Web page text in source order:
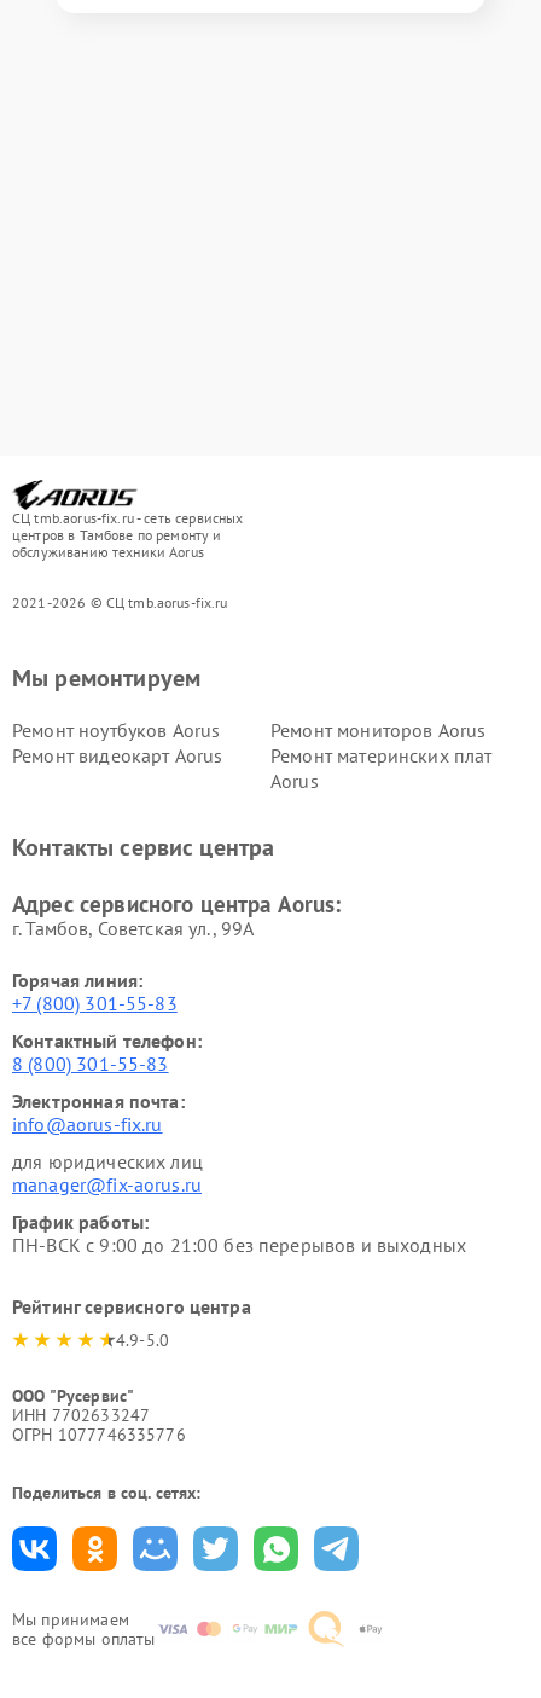
СЦ tmb.aorus-fix.ru - сеть сервисных
центров в Тамбове по ремонту и
обслуживанию техники Aorus
2021-2026 © СЦ tmb.aorus-fix.ru
Мы принимаем
все формы оплаты
Мы ремонтируем
Ремонт ноутбуков Aorus
Ремонт мониторов Aorus
Ремонт видеокарт Aorus
Ремонт материнских плат
Aorus
Контакты сервис центра
Адрес сервисного центра Aorus:
г. Тамбов, Советская ул., 99А
Горячая линия:
+7 (800) 301-55-83
Контактный телефон:
8 (800) 301-55-83
Электронная почта:
info@aorus-fix.ru
для юридических лиц
manager@fix-aorus.ru
График работы:
ПН-ВСК с 9:00 до 21:00 без перерывов и выходных
Рейтинг сервисного центра
4.9-5.0
ООО "Русервис"
ИНН 7702633247
ОГРН 1077746335776
Поделиться в соц. сетях: